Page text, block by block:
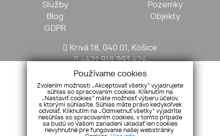
Služby
Blog
GDPR
Pozemky
Objekty
Krivá 18, 040 01, Košice
+421 918 993 424
kosickarealitna@gmail.com
Používame cookies
Zvolením možnosti „Akceptovať všetky“ vyjadrujete
súhlas so spracovaním cookies. Kliknutím na
„Nastaviť cookies“ máte možnosť výberu účelov,
s ktorými súhlasíte. Súhlas máte právo kedykoľvek
odvolať. Kliknutím na „Odmietnuť všetky“ vyjadríte
nesúhlas so spracovaním cookies, v tomto prípade
sa budú vo Vašom zariadení ukladať len cookies
nevyhnutné pre fungovanie našej webstránky